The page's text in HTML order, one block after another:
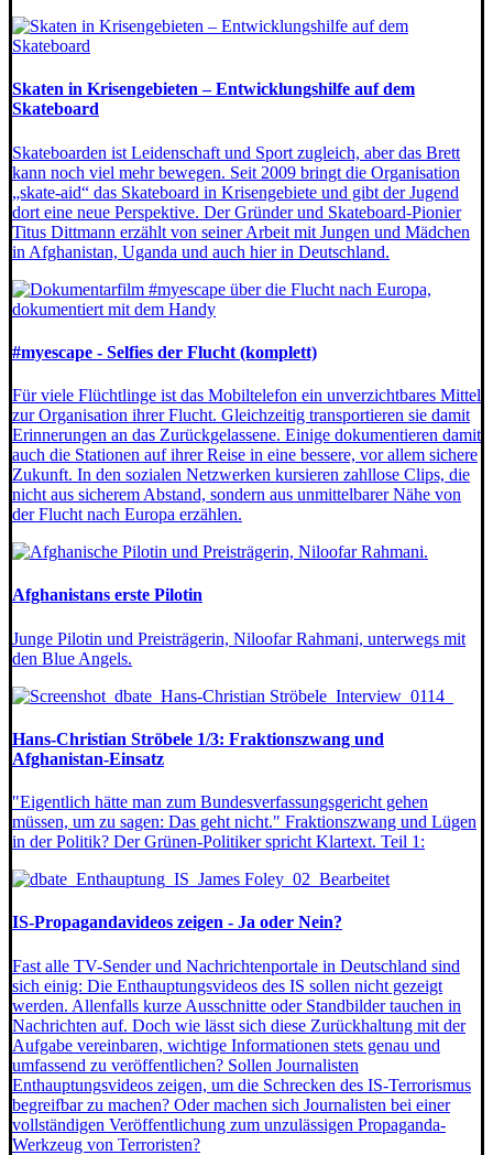
Skaten in Krisengebieten – Entwicklungshilfe auf dem
Skateboard
Skateboarden ist Leidenschaft und Sport zugleich, aber das Brett
kann noch viel mehr bewegen. Seit 2009 bringt die Organisation
„skate-aid“ das Skateboard in Krisengebiete und gibt der Jugend
dort eine neue Perspektive. Der Gründer und Skateboard-Pionier
Titus Dittmann erzählt von seiner Arbeit mit Jungen und Mädchen
in Afghanistan, Uganda und auch hier in Deutschland.
#myescape - Selfies der Flucht (komplett)
Für viele Flüchtlinge ist das Mobiltelefon ein unverzichtbares Mittel
zur Organisation ihrer Flucht. Gleichzeitig transportieren sie damit
Erinnerungen an das Zurückgelassene. Einige dokumentieren damit
auch die Stationen auf ihrer Reise in eine bessere, vor allem sichere
Zukunft. In den sozialen Netzwerken kursieren zahllose Clips, die
nicht aus sicherem Abstand, sondern aus unmittelbarer Nähe von
der Flucht nach Europa erzählen.
Afghanistans erste Pilotin
Junge Pilotin und Preisträgerin, Niloofar Rahmani, unterwegs mit
den Blue Angels.
Hans-Christian Ströbele 1/3: Fraktionszwang und
Afghanistan-Einsatz
"Eigentlich hätte man zum Bundesverfassungsgericht gehen
müssen, um zu sagen: Das geht nicht." Fraktionszwang und Lügen
in der Politik? Der Grünen-Politiker spricht Klartext. Teil 1:
IS-Propagandavideos zeigen - Ja oder Nein?
Fast alle TV-Sender und Nachrichtenportale in Deutschland sind
sich einig: Die Enthauptungsvideos des IS sollen nicht gezeigt
werden. Allenfalls kurze Ausschnitte oder Standbilder tauchen in
Nachrichten auf. Doch wie lässt sich diese Zurückhaltung mit der
Aufgabe vereinbaren, wichtige Informationen stets genau und
umfassend zu veröffentlichen? Sollen Journalisten
Enthauptungsvideos zeigen, um die Schrecken des IS-Terrorismus
begreifbar zu machen? Oder machen sich Journalisten bei einer
vollständigen Veröffentlichung zum unzulässigen Propaganda-
Werkzeug von Terroristen?